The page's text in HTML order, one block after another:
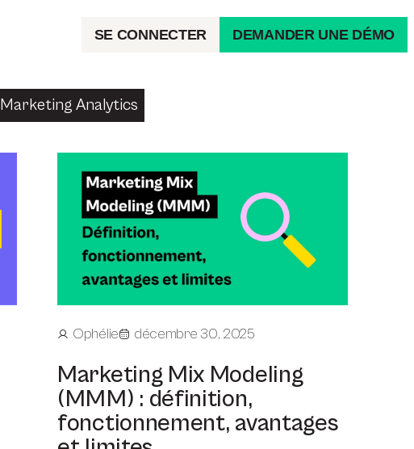
SE CONNECTER DEMANDER UNE DÉMO
Marketing Analytics
Ophélie décembre 30, 2025
Marketing Mix Modeling
(MMM) : définition,
fonctionnement, avantages